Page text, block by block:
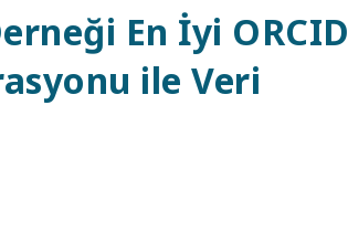
En İyi ORCID
ile Veri